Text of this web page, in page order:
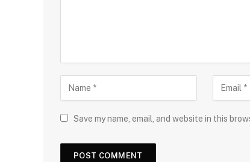
Save my name, email, and website in this